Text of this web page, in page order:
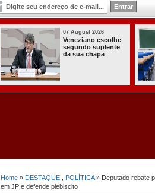
07 August 2026
Homem é preso
com armas,
munições e
Home » DESTAQUE POLÍTICA» Deputado rebate
em JP e defende plebiscito